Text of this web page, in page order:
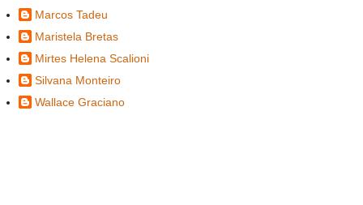
Marcos Tadeu
Maristela Bretas
Mirtes Helena Scalioni
Silvana Monteiro
Wallace Graciano